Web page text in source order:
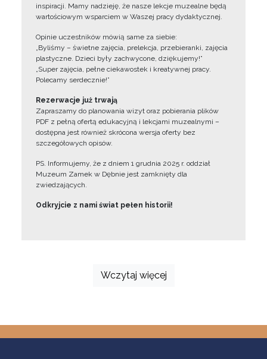
inspiracji. Mamy nadzieję, że nasze lekcje muzealne będą
wartościowym wsparciem w Waszej pracy dydaktycznej.
Opinie uczestników mówią same za siebie:
„Byliśmy – świetne zajęcia, prelekcja, przebieranki, zajęcia
plastyczne. Dzieci były zachwycone, dziękujemy!”
„Super zajęcia, pełne ciekawostek i kreatywnej pracy.
Polecamy serdecznie!”
Rezerwacje już trwają
Zapraszamy do planowania wizyt oraz pobierania plików
PDF z pełną ofertą edukacyjną i lekcjami muzealnymi –
dostępna jest również skrócona wersja oferty bez
szczegółowych opisów.
PS. Informujemy, że z dniem 1 grudnia 2025 r. oddział
Muzeum Zamek w Dębnie jest zamknięty dla
zwiedzających.
Odkryjcie z nami świat pełen historii!
Wczytaj więcej